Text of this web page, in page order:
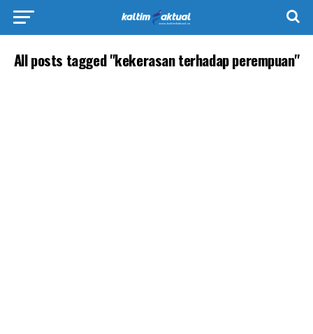
All posts tagged "kekerasan terhadap perempuan"